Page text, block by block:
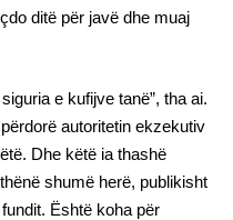
ditë për javë dhe muaj
e kufijve tanë”, tha ai.
autoritetin ekzekutiv
Dhe këtë ia thashë
shumë herë, publikisht
Është koha për